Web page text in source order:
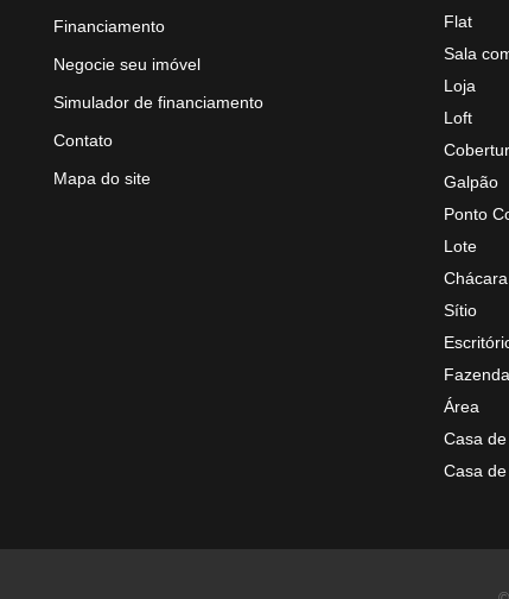
Financiamento
Negocie seu imóvel
Simulador de financiamento
Contato
Mapa do site
Flat
Sala
Loja
Loft
Galpão
Ponto
Lote
Chácara
Sítio
Fazenda
Área
Casa
Casa de